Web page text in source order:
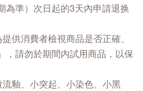
為準）次日起的3天內申請退换
供消費者檢視商品是否正確、
，請勿於期間内試用商品，以保
釉、小突起、小染色、小黑